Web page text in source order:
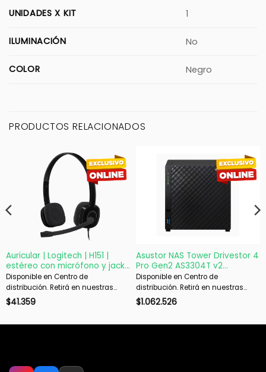
UNIDADES X KIT 1
ILUMINACIÓN No
COLOR Negro
PRODUCTOS RELACIONADOS
Auricular | Logitech | H151 |
estéreo con micrófono y jack
3,5 mm
Disponible en Centro de
distribución. Retirá en nuestras
sucursales en 48 hs hábiles. Si es
$41.359
Asustor NAS Tower Drivestor 4
Pro Gen2 AS3304T v2
4X3.5/2.5
Disponible en Centro de
distribución. Retirá en nuestras
sucursales en 48 hs hábiles. Si es
$1.062.526